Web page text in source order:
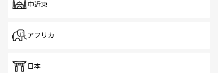
中近東
アフリカ
日本